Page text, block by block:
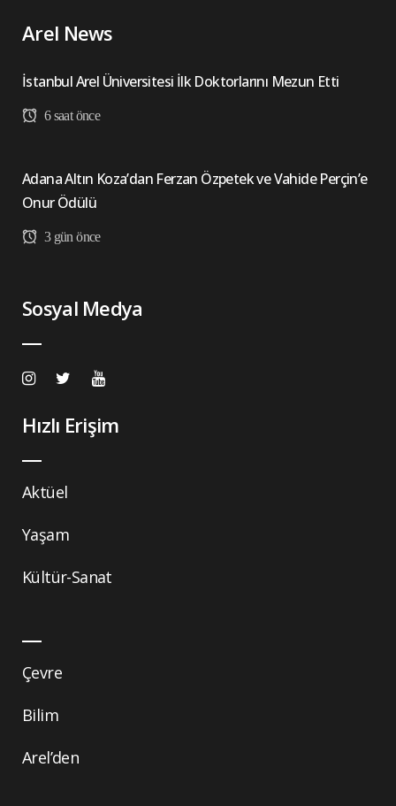
Arel News
İstanbul Arel Üniversitesi İlk Doktorlarını Mezun Etti
6 saat önce
Adana Altın Koza’dan Ferzan Özpetek ve Vahide Perçin’e
Onur Ödülü
3 gün önce
Sosyal Medya
Hızlı Erişim
Aktüel
Yaşam
Kültür-Sanat
Çevre
Bilim
Arel’den